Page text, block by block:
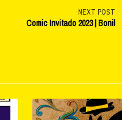
NEXT POST
Comic Invitado 2023 | Bonil